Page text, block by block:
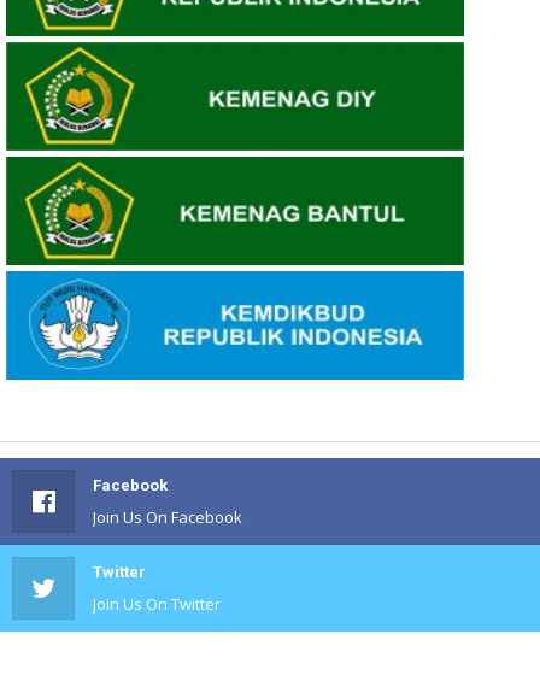
Facebook
Join Us On Facebook
Twitter
Join Us On Twitter